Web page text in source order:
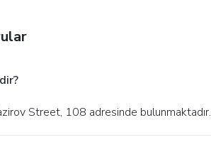
Street, 108 adresinde bulunmaktadır.